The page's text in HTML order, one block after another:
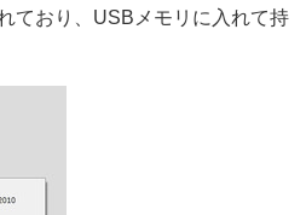
ており、USBメモリに入れて持